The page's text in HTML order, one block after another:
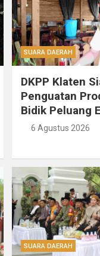
SUARA DAERAH
DKPP Klaten
Penguatan
Bidik Peluang
6 Agustus 2026
SUARA DAERAH